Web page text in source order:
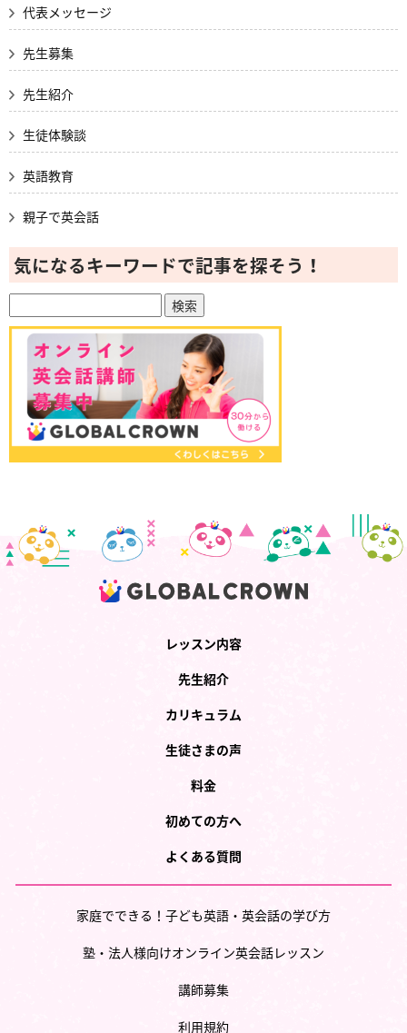
代表メッセージ
先生募集
先生紹介
生徒体験談
英語教育
親子で英会話
気になるキーワードで記事を探そう！
レッスン内容
先生紹介
カリキュラム
生徒さまの声
料金
初めての方へ
よくある質問
家庭でできる！子ども英語・英会話の学び方
塾・法人様向けオンライン英会話レッスン
講師募集
利用規約